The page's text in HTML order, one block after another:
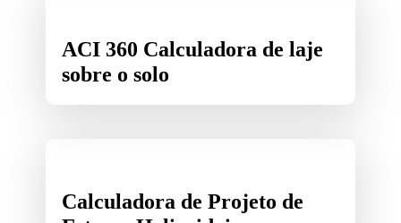
ACI 360 Calculadora de laje
sobre o solo
Calculadora de Projeto de